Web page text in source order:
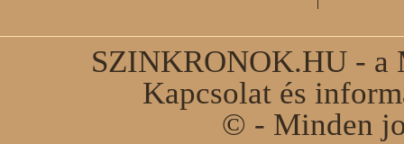
SZINKRONOK.HU - a
Kapcsolat és
© - Minden